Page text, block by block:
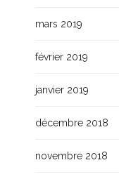
mars 2019
février 2019
janvier 2019
décembre 2018
novembre 2018